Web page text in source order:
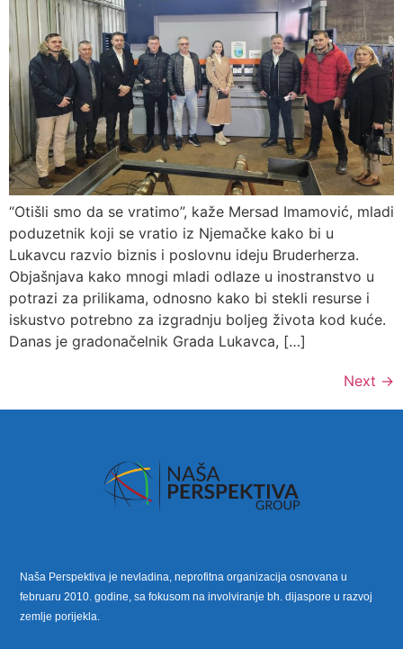
“Otišli smo da se vratimo”, kaže Mersad Imamović, mladi
poduzetnik koji se vratio iz Njemačke kako bi u
Lukavcu razvio biznis i poslovnu ideju Bruderherza.
Objašnjava kako mnogi mladi odlaze u inostranstvo u
potrazi za prilikama, odnosno kako bi stekli resurse i
iskustvo potrebno za izgradnju boljeg života kod kuće.
Danas je gradonačelnik Grada Lukavca, […]
Next →
Naša Perspektiva je nevladina, neprofitna organizacija osnovana u
februaru 2010. godine, sa fokusom na involviranje bh. dijaspore u razvoj
zemlje porijekla.